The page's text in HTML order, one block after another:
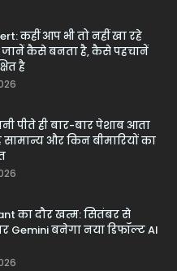
कहीं आप भी तो नहीं खा रहे
जानें कैसे बनता है, कैसे पहचानें
है
पीते ही बार-बार पेशाब आता
और किन बीमारियों का
का दौर खत्म: सितंबर से
Gemini बनेगा नया डिफॉल्ट AI